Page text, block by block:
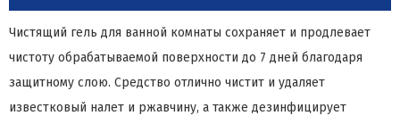
Чистящий гель для ванной комнаты сохраняет и продлевает
чистоту обрабатываемой поверхности до 7 дней благодаря
защитному слою. Средство отлично чистит и удаляет
известковый налет и ржавчину, а также дезинфицирует